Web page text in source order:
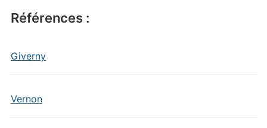
Références :
Giverny
Vernon